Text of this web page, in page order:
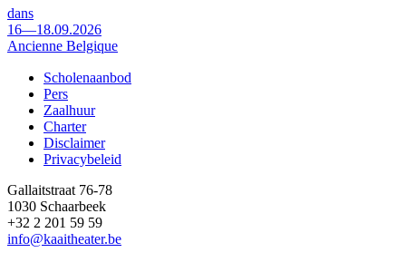
dans
16—18.09.2026
Ancienne Belgique
Footer
Scholenaanbod
Pers
Zaalhuur
Charter
Disclaimer
Privacybeleid
Gallaitstraat 76-78
1030 Schaarbeek
+32 2 201 59 59
info@kaaitheater.be